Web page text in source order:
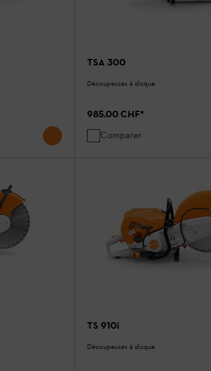
TSA 300
Découpeuses à disque
985.00 CHF*
Comparer
TS 910i
Découpeuses à disque